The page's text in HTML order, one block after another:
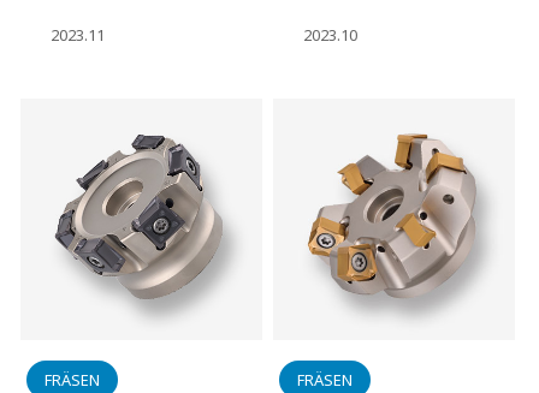
2023.11 2023.10
FRÄSEN FRÄSEN